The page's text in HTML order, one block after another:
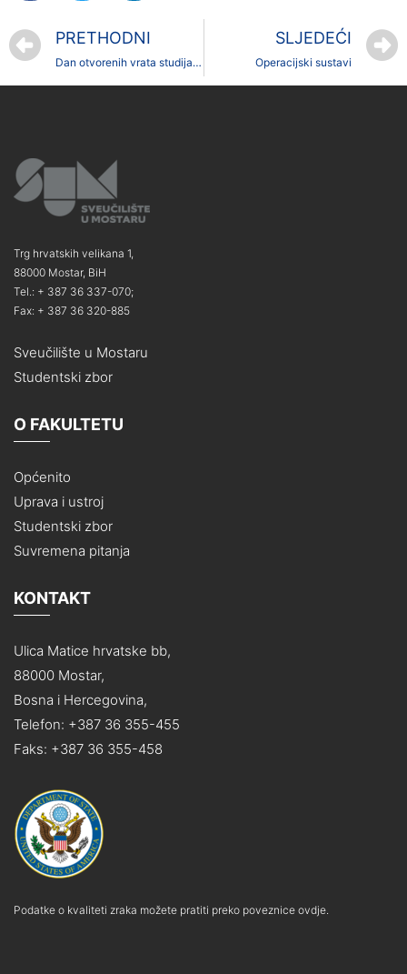
PRETHODNI
Dan otvorenih vrata studija Matematike
SLJEDEĆI
Operacijski sustavi
Trg hrvatskih velikana 1,
88000 Mostar, BiH
Tel.: + 387 36 337-070;
Fax: + 387 36 320-885
Sveučilište u Mostaru
Studentski zbor
O FAKULTETU
Općenito
Uprava i ustroj
Studentski zbor
Suvremena pitanja
KONTAKT
Ulica Matice hrvatske bb,
88000 Mostar,
Bosna i Hercegovina,
Telefon: +387 36 355-455
Faks: +387 36 355-458
Podatke o kvaliteti zraka možete pratiti preko poveznice ovdje.